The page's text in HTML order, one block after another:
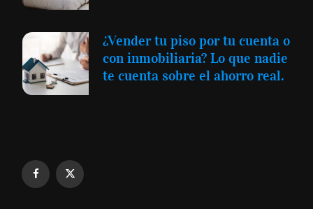
¿Vender tu piso por tu cuenta o
con inmobiliaria? Lo que nadie
te cuenta sobre el ahorro real.